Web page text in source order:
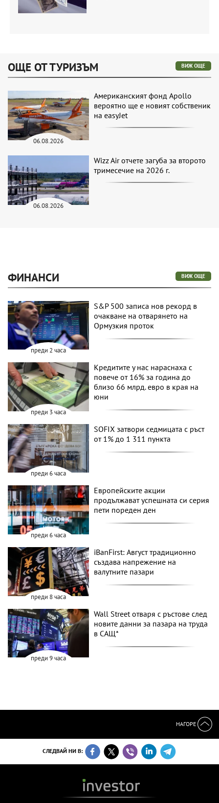
ОЩЕ ОТ ТУРИЗЪМ ВИЖ ОЩЕ
06.08.2026
Американският фонд Apollo
вероятно ще е новият собственик
на easyJet
06.08.2026
Wizz Air отчете загуба за второто
тримесечие на 2026 г.
ФИНАНСИ ВИЖ ОЩЕ
преди 2 часа
S&P 500 записа нов рекорд в
очакване на отварянето на
Ормузкия проток
преди 3 часа
Кредитите у нас нараснаха с
повече от 16% за година до
близо 66 млрд. евро в края на
юни
преди 6 часа
SOFIX затвори седмицата с ръст
от 1% до 1 311 пункта
преди 6 часа
Европейските акции
продължават успешната си серия
пети пореден ден
преди 8 часа
iBanFirst: Август традиционно
създава напрежение на
валутните пазари
преди 9 часа
Wall Street отваря с ръстове след
новите данни за пазара на труда
в САЩ*
НАГОРЕ
СЛЕДВАЙ НИ В: